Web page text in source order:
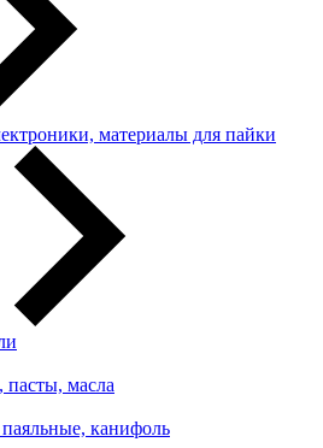
материалы для пайки
пасты, масла
канифоль